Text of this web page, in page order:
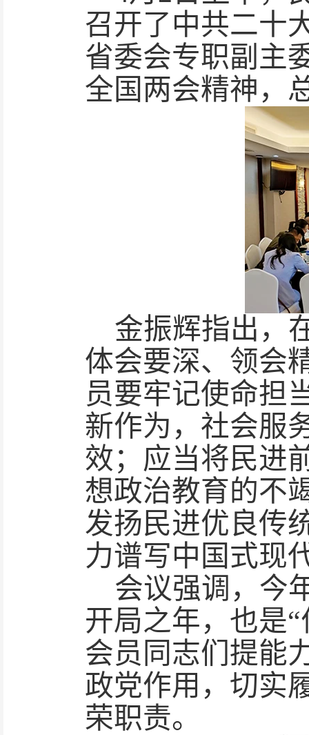
召开了中共二十
省委会专职副主
全国两会精神，
金振辉指出，
体会要深、领会
员要牢记使命担
新作为，社会服
效；应当将民进
想政治教育的不
发扬民进优良传
力谱写中国式现
会议强调，今
开局之年，也是
会员同志们提能
政党作用，切实
荣职责。